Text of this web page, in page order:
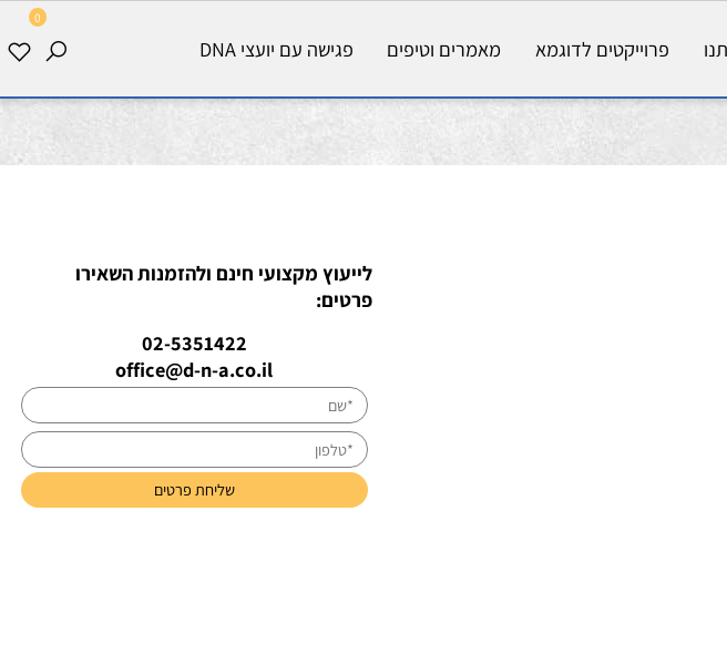
0
פרוייקטים לדוגמא מאמרים וטיפים פגישה עם יועצי DNA
לייעוץ מקצועי חינם ולהזמנות השאירו
פרטים:
02-5351422
office@d-n-a.co.il